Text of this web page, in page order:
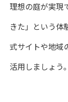
理想の庭が実現
きた」という体
式サイトや地域
活用しましょう。